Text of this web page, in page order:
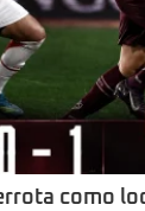
como